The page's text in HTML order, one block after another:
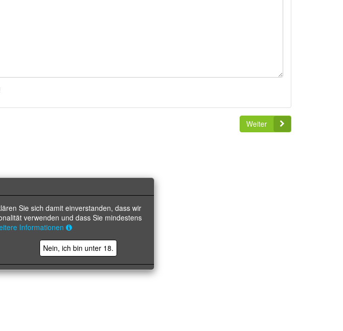
Sie sich damit einverstanden, dass wir
verwenden und dass Sie mindestens
Informationen
Nein, ich bin unter 18.
Weiter